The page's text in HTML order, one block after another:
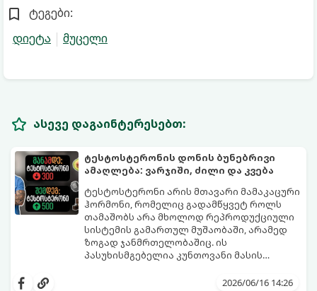
ტეგები:
დიეტა
მუცელი
ასევე დაგაინტერესებთ:
ტესტოსტერონის დონის ბუნებრივი
ამაღლება: ვარჯიში, ძილი და კვება
ტესტოსტერონი არის მთავარი მამაკაცური
ჰორმონი, რომელიც გადამწყვეტ როლს
თამაშობს არა მხოლოდ რეპროდუქციული
სისტემის გამართულ მუშაობაში, არამედ
ზოგად ჯანმრთელობაშიც. ის
პასუხისმგებელია კუნთოვანი მასის
დონეზე, გუნება-განწყობაზე,
ორგანიზმში ტესტოსტერონის დონე
2026/06/16 14:26